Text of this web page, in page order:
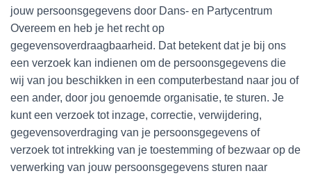
jouw persoonsgegevens door Dans- en Partycentrum
Overeem en heb je het recht op
gegevensoverdraagbaarheid. Dat betekent dat je bij ons
een verzoek kan indienen om de persoonsgegevens die
wij van jou beschikken in een computerbestand naar jou of
een ander, door jou genoemde organisatie, te sturen. Je
kunt een verzoek tot inzage, correctie, verwijdering,
gegevensoverdraging van je persoonsgegevens of
verzoek tot intrekking van je toestemming of bezwaar op de
verwerking van jouw persoonsgegevens sturen naar